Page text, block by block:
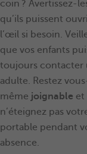
coin ? Avertissez-
qu’ils puissent
l’œil si besoin.
que vos enfants
toujours contacter
adulte. Restez
même joignable et
n’éteignez pas
portable pendant
absence.